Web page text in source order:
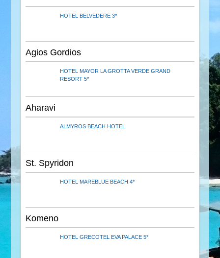
HOTEL BELVEDERE 3*
Agios Gordios
HOTEL MAYOR LA GROTTA VERDE GRAND
RESORT 5*
Aharavi
ALMYROS BEACH HOTEL
St. Spyridon
HOTEL MAREBLUE BEACH 4*
Komeno
HOTEL GRECOTEL EVA PALACE 5*